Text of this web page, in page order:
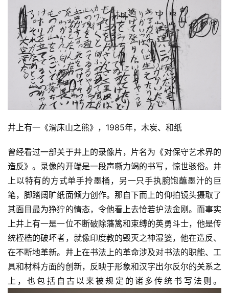
井上有一《滑床山之熊》，1985年，木炭、和纸
曾经看过一部关于井上的录像片，片名为《对保守艺术界的
造反》。录像的开端是一段声嘶力竭的书写，惊世骇俗。井
上以特有的方式单手拎墨桶，另一只手执腕饱蘸墨汁的巨
笔，脚踏阔旷纸面倾力创作。那自下而上的仰拍镜头摄取了
其面目最为狰狞的情态，令他看上去恰若护法金刚。而事实
上井上有一是一位不断破除藩篱和束缚的英勇斗士，他是传
统桎梏的破坏者，就像印度教的毁灭之神湿婆，他在造反、
在不断地革新。井上在书法上的革命涉及对书法的职能、工
具和材料方面的创新，反映于形象和汉字出尔反尔的关系之
上，也包括自古以来被规定的诸多传统书写法则。